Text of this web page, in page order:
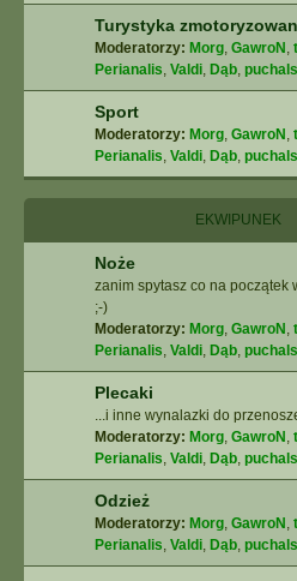
Turystyka
Moderatorzy: Morg, GawroN ,
Perianalis, Valdi, Dąb,
Sport
Moderatorzy: Morg, GawroN ,
Perianalis, Valdi, Dąb,
EKWIPUNEK
Noże
zanim spytasz co na początek
;-)
Moderatorzy: Morg, GawroN ,
Perianalis, Valdi, Dąb,
Plecaki
...i inne wynalazki do
Moderatorzy: Morg, GawroN ,
Perianalis, Valdi, Dąb,
Odzież
Moderatorzy: Morg, GawroN ,
Perianalis, Valdi, Dąb,